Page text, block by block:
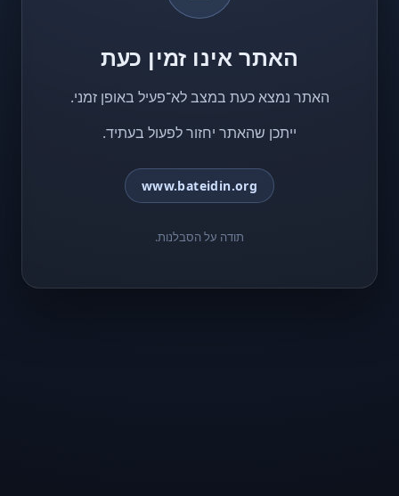
האתר אינו זמין כעת
האתר נמצא כעת במצב לא־פעיל באופן זמני.
ייתכן שהאתר יחזור לפעול בעתיד.
www.bateidin.org
תודה על הסבלנות.